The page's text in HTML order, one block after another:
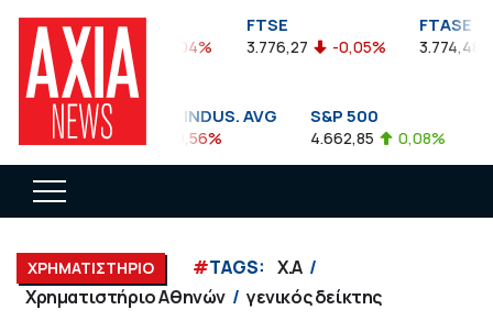
FTSEA
899,47 -0,04%
FTSE
3.776,27 -0,05%
FTASE
3.774,48
DOW JONES INDUS. AVG
35.911,81 -0,56%
S&P 500
4.662,85 0,08%
ΧΡΗΜΑΤΙΣΤΗΡΙΟ #TAGS: Χ.Α
Χρηματιστήριο Αθηνών
γενικός δείκτης